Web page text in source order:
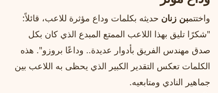
واختتمبن زنان حديثه بكلمات وداع مؤثرة للاعب، قائلاً:
"شكرًا تليق بهذا اللاعب الممتع المبدع الذي كان بكل
صدق مهندس الفريق بأدوار عديدة.. وداعًا بروزو". هذه
الكلمات تعكس التقدير الكبير الذي يحظى به اللاعب بين
جماهير النادي ومتابعيه.